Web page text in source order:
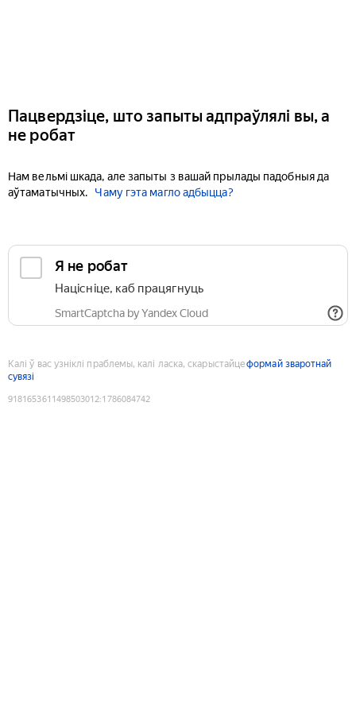
Пацвердзіце, што запыты адпраўлялі вы, а
не робат
Нам вельмі шкада, але запыты з вашай прылады падобныя да
аўтаматычных.
Чаму гэта магло адбыцца?
Я не робат
Націсніце, каб працягнуць
SmartCaptcha by Yandex Cloud
Калі ў вас узніклі праблемы, калі ласка, скарыстайцеформай зваротнай
сувязі
9181653611498503012:1786084742